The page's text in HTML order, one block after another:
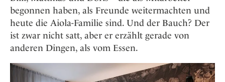
begonnen haben, als Freunde weitermachten und
heute die Aiola-Familie sind. Und der Bauch? Der
ist zwar nicht satt, aber er erzählt gerade von
anderen Dingen, als vom Essen.